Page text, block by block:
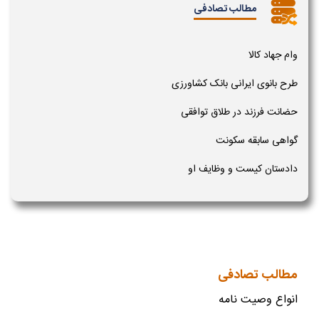
مطالب تصادفی
وام جهاد کالا
طرح بانوی ایرانی بانک کشاورزی
حضانت فرزند در طلاق توافقی
گواهی سابقه سکونت
دادستان کیست و وظایف او
مطالب تصادفی
انواع وصیت نامه